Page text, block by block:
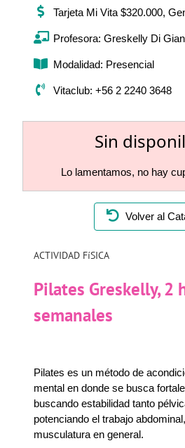
Tarjeta Mi Vita $320.000,
Profesora: Greskelly Di
Modalidad: Presencial
Vitaclub: +56 2 2240 3648
Sin
Lo lamentamos, no hay
Volver al
ACTIVIDAD FíSICA
Pilates Greskelly, 2
semanales
Pilates es un método de
mental en donde se busca
buscando estabilidad tanto
potenciando el trabajo
musculatura en general.